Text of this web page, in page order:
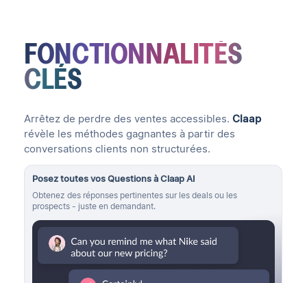
FONCTIONNALITÉS
CLÉS
Arrêtez de perdre des ventes accessibles.Claap
révèle les méthodes gagnantes à partir des
conversations clients non structurées.
Posez toutes vos Questions à Claap AI
Obtenez des réponses pertinentes sur les deals ou les
prospects - juste en demandant.